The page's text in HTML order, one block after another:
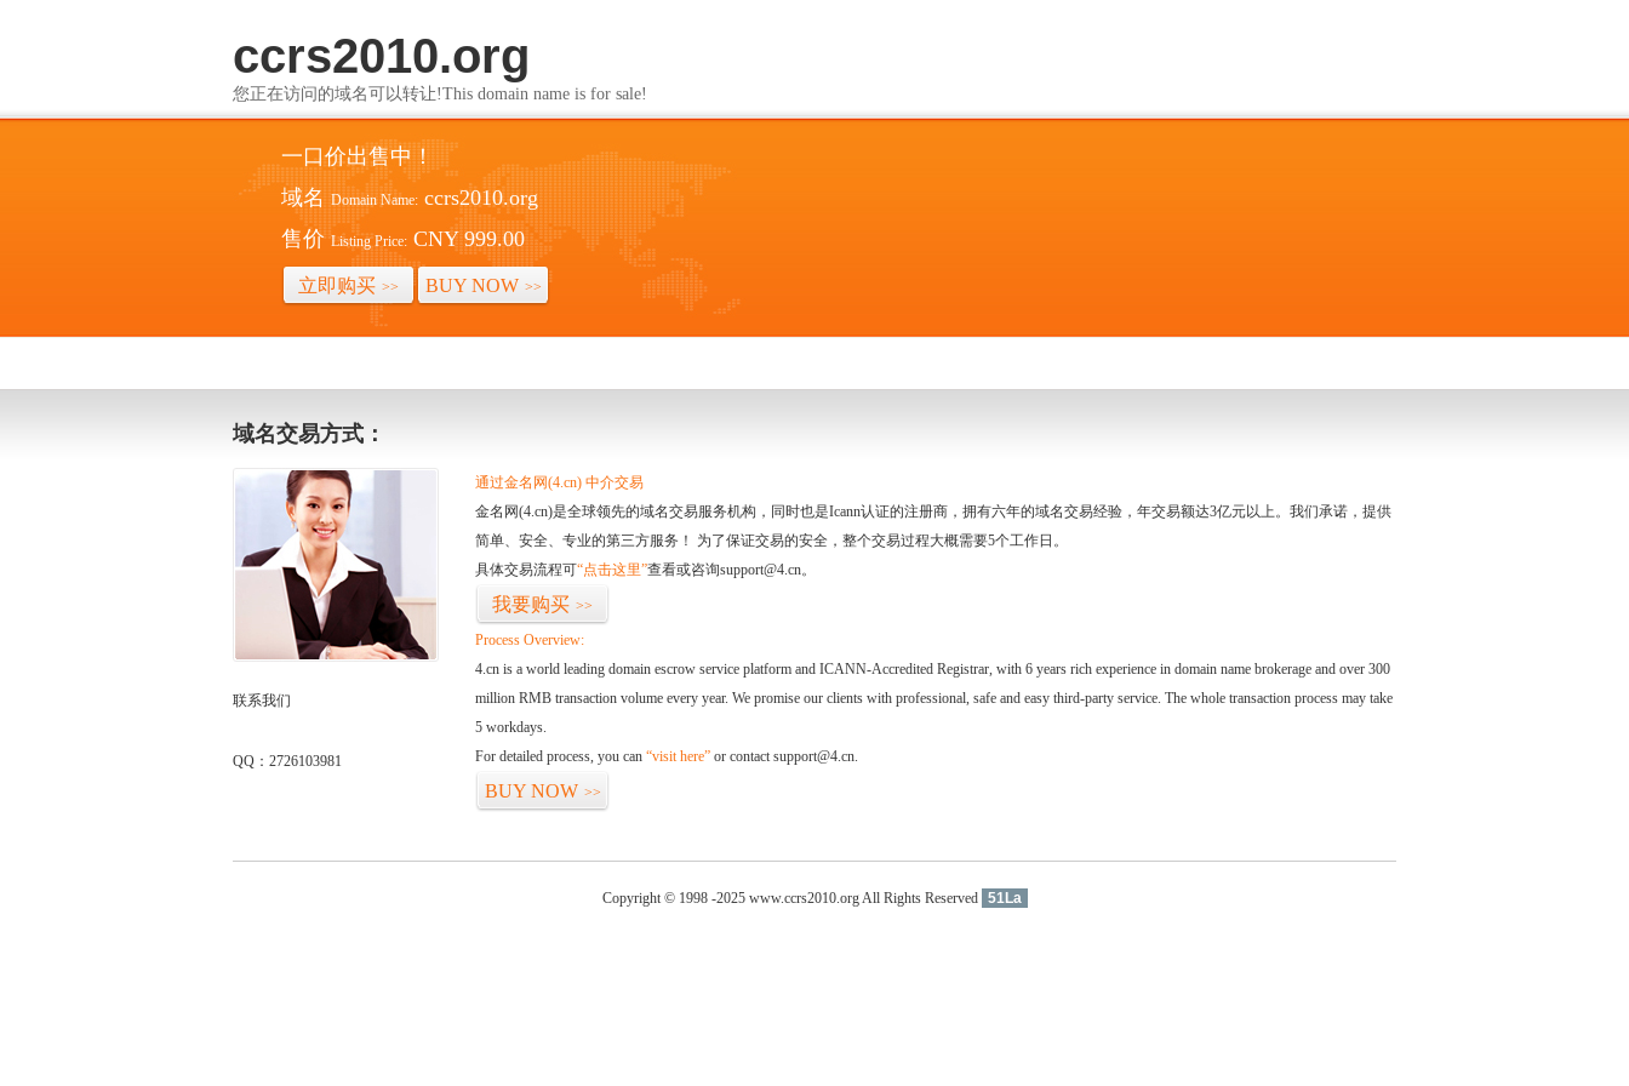
ccrs2010.org
您正在访问的域名可以转让!This domain name is for sale!
一口价出售中！
域名 Domain Name: ccrs2010.org
售价 Listing Price: CNY 999.00
立即购买 >> BUY NOW >>
域名交易方式：
联系我们
QQ：2726103981
通过金名网(4.cn) 中介交易
金名网(4.cn)是全球领先的域名交易服务机构，同时也是Icann认证的注册商，拥有六年的域名交易经验，年交易额达3亿元以上。我们承诺，提供
简单、安全、专业的第三方服务！ 为了保证交易的安全，整个交易过程大概需要5个工作日。
具体交易流程可“点击这里”查看或咨询support@4.cn。
我要购买 >>
Process Overview:
4.cn is a world leading domain escrow service platform and ICANN-Accredited Registrar, with 6 years rich experience in domain name brokerage and over 300
million RMB transaction volume every year. We promise our clients with professional, safe and easy third-party service. The whole transaction process may take
5 workdays.
For detailed process, you can “visit here” or contact support@4.cn.
BUY NOW >>
Copyright © 1998 -2025 www.ccrs2010.org All Rights Reserved 51La